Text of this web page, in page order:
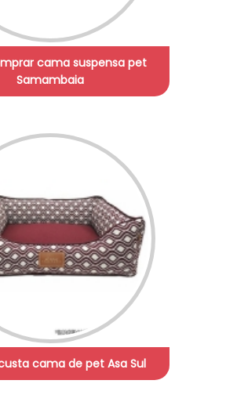
cama suspensa pet
Samambaia
cama de pet Asa Sul